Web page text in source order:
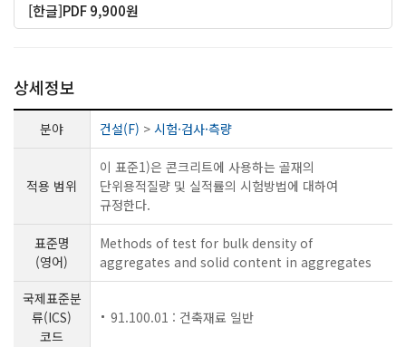
[한글]PDF 9,900원
상세정보
분야 건설(F) > 시험·검사·측량
적용 범위
이 표준1)은 콘크리트에 사용하는 골재의
단위용적질량 및 실적률의 시험방법에 대하여
규정한다.
표준명
(영어)
Methods of test for bulk density of
aggregates and solid content in aggregates
국제표준분
류(ICS)
코드
91.100.01 : 건축재료 일반